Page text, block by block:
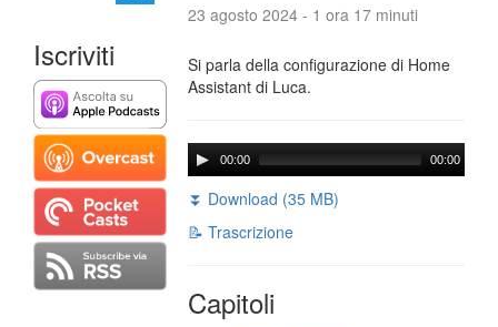
Iscriviti
23 agosto 2024 - 1 ora 17 minuti
Si parla della configurazione di Home
Assistant di Luca.
00:00 00:00
⏬ Download (35 MB)
📝 Trascrizione
Capitoli